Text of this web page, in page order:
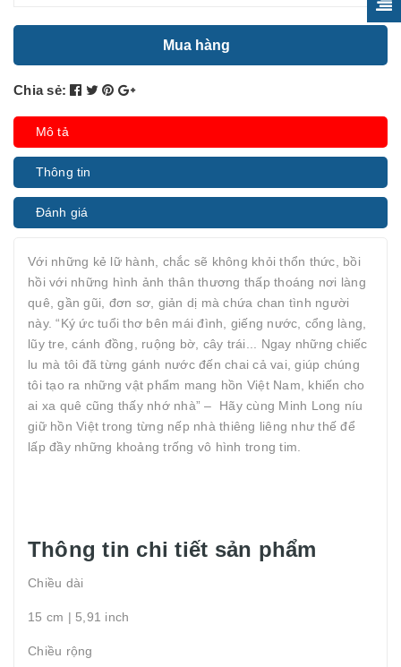
Mua hàng
Chia sẻ:
Mô tả
Thông tin
Đánh giá
Với những kẻ lữ hành, chắc sẽ không khỏi thổn thức, bồi
hồi với những hình ảnh thân thương thấp thoáng nơi làng
quê, gần gũi, đơn sơ, giản dị mà chứa chan tình người
này. “Ký ức tuổi thơ bên mái đình, giếng nước, cổng làng,
lũy tre, cánh đồng, ruộng bờ, cây trái... Ngay những chiếc
lu mà tôi đã từng gánh nước đến chai cả vai, giúp chúng
tôi tạo ra những vật phẩm mang hồn Việt Nam, khiến cho
ai xa quê cũng thấy nhớ nhà” – Hãy cùng Minh Long níu
giữ hồn Việt trong từng nếp nhà thiêng liêng như thế để
lấp đầy những khoảng trống vô hình trong tim.
Thông tin chi tiết sản phẩm
Chiều dài
15 cm | 5,91 inch
Chiều rộng